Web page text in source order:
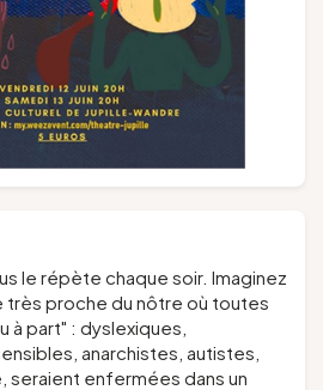
le répète chaque soir. Imaginez
très proche du nôtre où toutes
à part" : dyslexiques,
anarchistes, autistes,
seraient enfermées dans un